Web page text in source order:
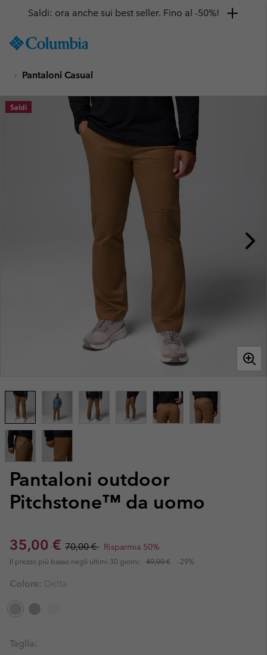
TO
SKIP
MAIN
NAV
Saldi: ora anche sui best seller. Fino al -50%!
Pantaloni Casual
Pantaloni outdoor
Pitchstone™ da uomo
Sale price:
35,00 € Regular price:
70,00 € Risparmia 50%
Il prezzo più basso negli ultimi 30 giorni: 49,00 € -29%
Saldi
Colore: Delta
Taglia: